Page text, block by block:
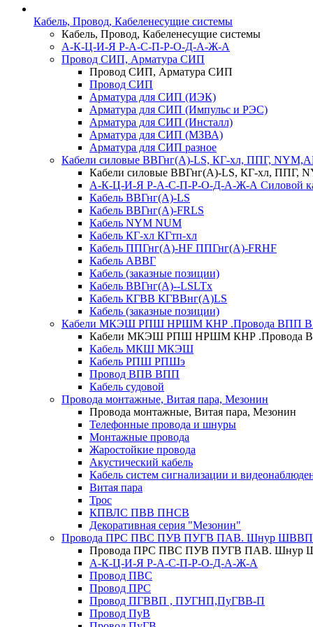
Кабель, Провод, Кабеленесущие системы
Кабель, Провод, Кабеленесущие системы
А-К-Ц-И-Я Р-А-С-П-Р-О-Д-А-Ж-А
Провод СИП, Арматура СИП
Провод СИП, Арматура СИП
Провод СИП
Арматура для СИП (ИЭК)
Арматура для СИП (Импульс и РЭС)
Арматура для СИП (Инсталл)
Арматура для СИП (МЗВА)
Арматура для СИП разное
Кабели силовые ВВГнг(А)-LS, КГ-хл, ППГ,
Кабели силовые ВВГнг(А)-LS, КГ-хл, ППГ,
А-К-Ц-И-Я Р-А-С-П-Р-О-Д-А-Ж-А Силовой
Кабель ВВГнг(А)-LS
Кабель ВВГнг(А)-FRLS
Кабель NYM NUM
Кабель КГ-хл КГтп-хл
Кабель ППГнг(А)-HF ППГнг(А)-FRHF
Кабель АВВГ
Кабель (заказные позиции)
Кабель ВВГнг(А)--LSLTx
Кабель КГВВ КГВВнг(А)LS
Кабель (заказные позиции)
Кабели МКЭШ РПШ НРШМ КНР .Провода ВПП
Кабели МКЭШ РПШ НРШМ КНР .Провода
Кабель МКШ МКЭШ
Кабель РПШ РПШэ
Провод ВПВ ВПП
Кабель судовой
Провода монтажные, Витая пара, Мезонин
Провода монтажные, Витая пара, Мезонин
Телефонные провода и шнуры
Монтажные провода
Жаростойкие провода
Акустический кабель
Кабель систем сигнализации и
Витая пара
Трос
КПВЛС ПВВ ПНСВ
Декоративная серия "Мезонин"
Провода ПРС ПВС ПУВ ПУГВ ПАВ. Шнур
Провода ПРС ПВС ПУВ ПУГВ ПАВ. Шнур
А-К-Ц-И-Я Р-А-С-П-Р-О-Д-А-Ж-А
Провод ПВС
Провод ПРС
Провод ПГВВП , ПУГНП,ПуГВВ-П
Провод ПуВ